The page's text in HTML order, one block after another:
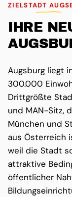
ZIELSTADT
IHRE
Augsburg liegt
300.000
Drittgrößte
und MAN-Sitz,
München und
aus Österreich
weil die Stadt
attraktive
öffentlicher